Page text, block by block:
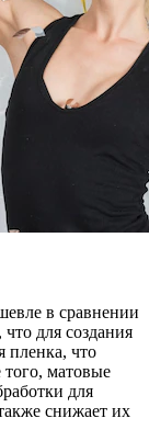
в сравнении
для создания
пленка, что
того, матовые
для
снижает их